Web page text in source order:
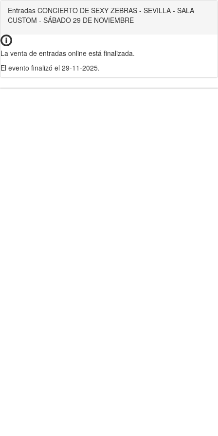
Entradas CONCIERTO DE SEXY ZEBRAS - SEVILLA - SALA
CUSTOM - SÁBADO 29 DE NOVIEMBRE
La venta de entradas online está finalizada.
El evento finalizó el 29-11-2025.